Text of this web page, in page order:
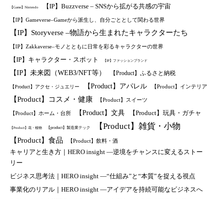
【Game】Nintendo 【IP】Buzzverse – SNSから拡がる共感の宇宙
【IP】Gameverse–Gameから派生し、自分ごととして関わる世界
【IP】Storyverse –物語から生まれたキャラクターたち
【IP】Zakkaverse–モノとともに日常を彩るキャラクターの世界
【IP】キャラクター・スポット 【IP】ファッションブランド
【IP】未来図（WEB3/NFT等） 【Product】ふるさと納税
【Product】アクセ・ジュエリー 【Product】アパレル 【Product】インテリア
【Product】コスメ・健康 【Product】スイーツ
【Product】ホーム・台所 【Product】文具 【Product】玩具・ガチャ
【Product】花・植物 【product】製造業テック 【Product】雑貨・小物
【Product】食品 【Product】飲料・酒
キャリアと生き方｜HERO insight —逆境をチャンスに変えるストー
リー
ビジネス思考法｜HERO insight —“仕組み”と“本質”を捉える視点
事業化のリアル｜HERO insight —アイデアを持続可能なビジネスへ